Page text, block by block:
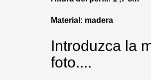
Material: madera
Introduzca la
foto....